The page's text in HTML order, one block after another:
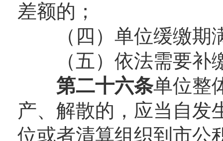
差额的；
（四）单位缓缴期
（五）依法需要补
第二十六条单位整
产、解散的，应当自发
位或者清算组织到市公